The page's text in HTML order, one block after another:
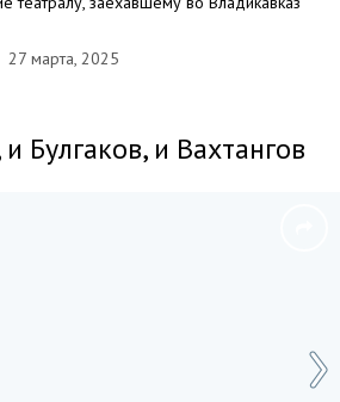
27 марта, 2025
Булгаков, и Вахтангов